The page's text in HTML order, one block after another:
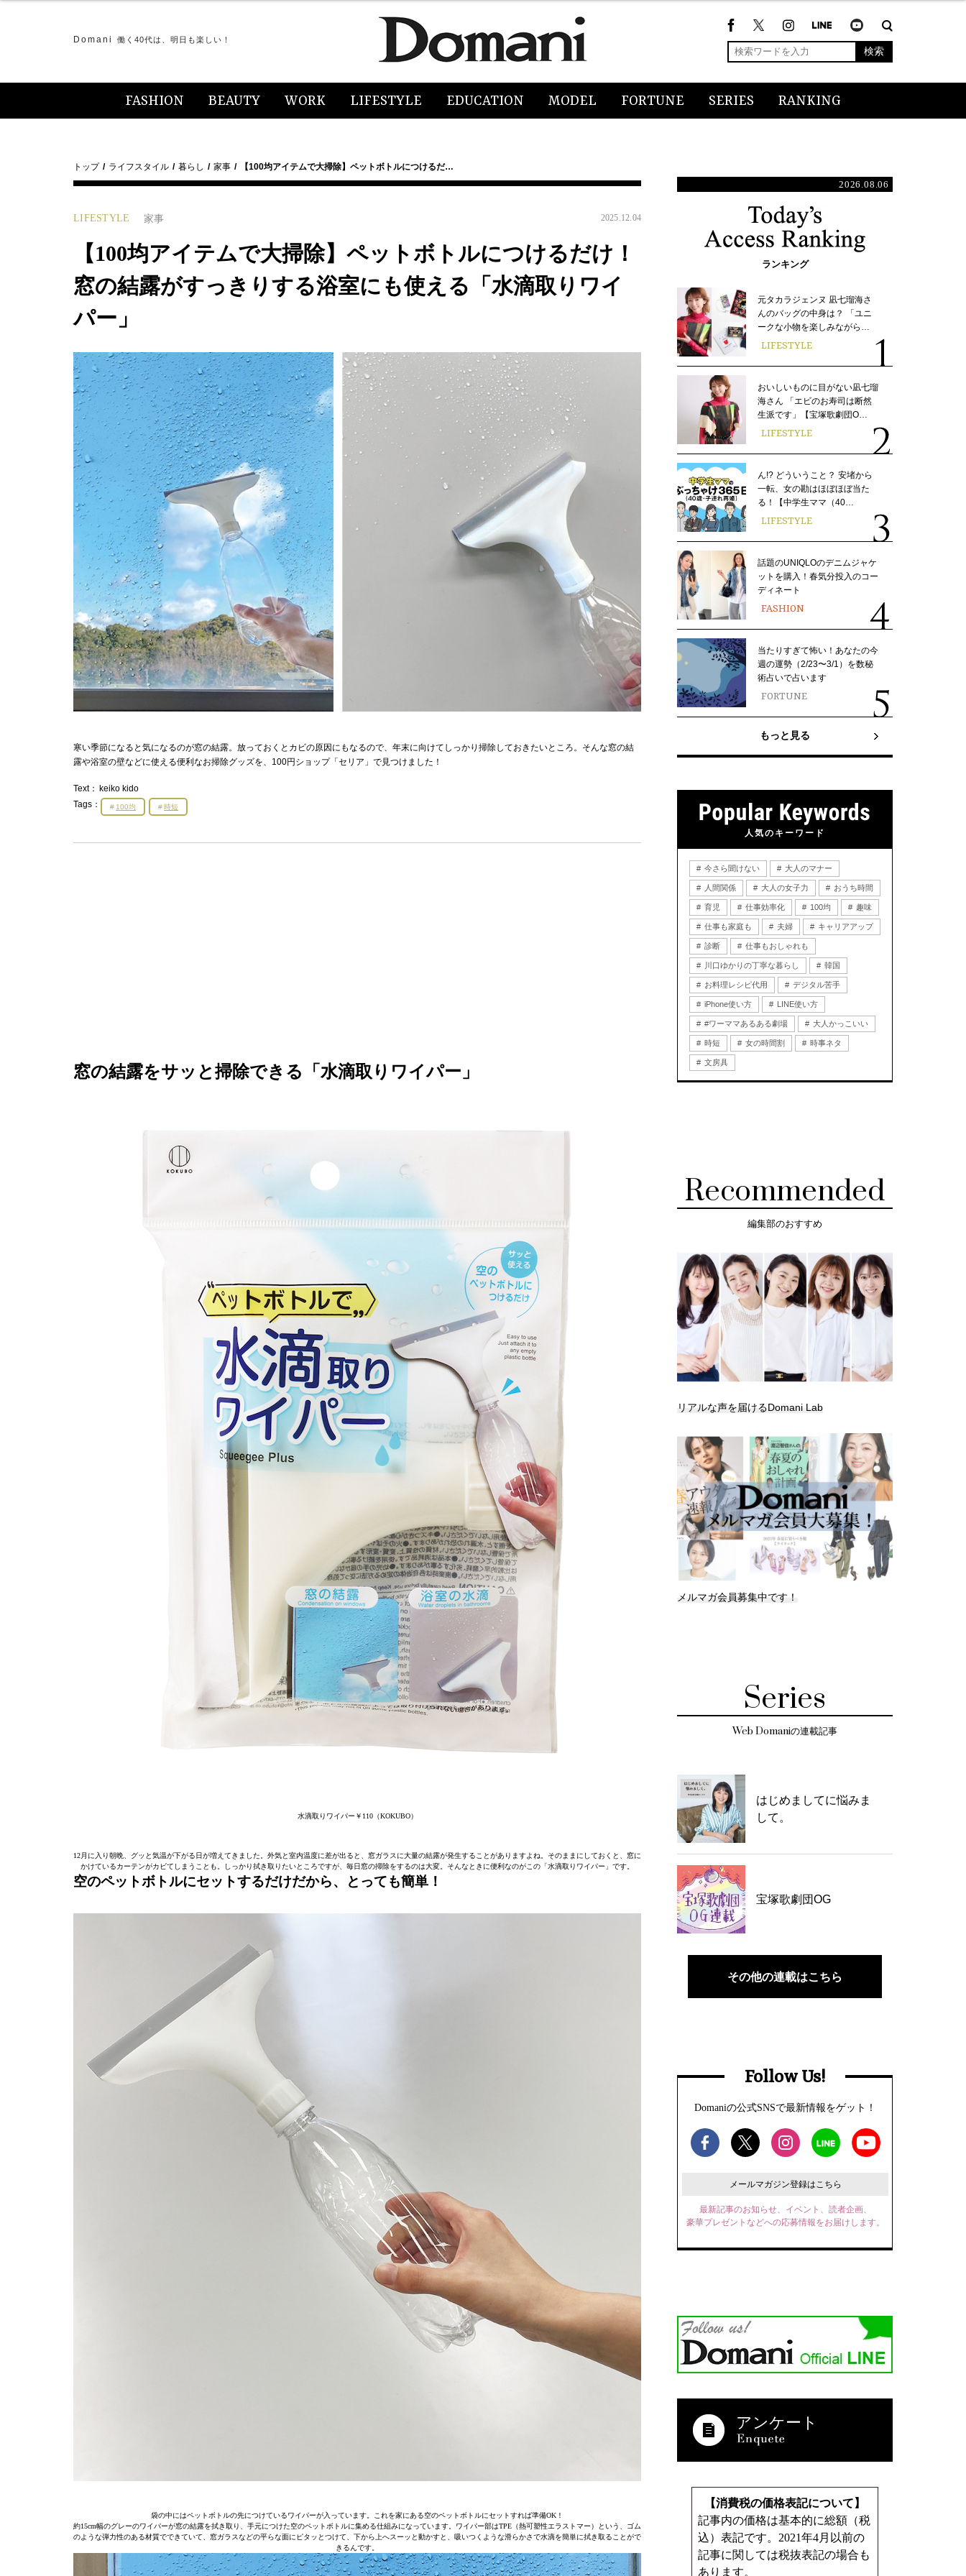
Domani 働く40代は、明日も楽しい！
検索
FASHION BEAUTY WORK LIFESTYLE EDUCATION MODEL FORTUNE SERIES RANKING
トップ ライフスタイル 暮らし 家事 【100均アイテムで大掃除】ペットボトルにつけるだ…
LIFESTYLE 家事 2025.12.04
【100均アイテムで大掃除】ペットボトルにつけるだけ！
窓の結露がすっきりする浴室にも使える「水滴取りワイ
パー」
寒い季節になると気になるのが窓の結露。放っておくとカビの原因にもなるので、年末に向けてしっかり掃除しておきたいところ。そんな窓の結
露や浴室の壁などに使える便利なお掃除グッズを、100円ショップ「セリア」で見つけました！
Text： keiko kido
Tags：
100均 時短
窓の結露をサッと掃除できる「水滴取りワイパー」
水滴取りワイパー￥110（KOKUBO）
12月に入り朝晩、グッと気温が下がる日が増えてきました。外気と室内温度に差が出ると、窓ガラスに大量の結露が発生することがありますよね。そのままにしておくと、窓に
かけているカーテンがカビてしまうことも。しっかり拭き取りたいところですが、毎日窓の掃除をするのは大変。そんなときに便利なのがこの「水滴取りワイパー」です。
空のペットボトルにセットするだけだから、とっても簡単！
袋の中にはペットボトルの先につけているワイパーが入っています。これを家にある空のペットボトルにセットすれば準備OK！
約15cm幅のグレーのワイパーが窓の結露を拭き取り、手元につけた空のペットボトルに集める仕組みになっています。ワイパー部はTPE（熱可塑性エラストマー）という、ゴム
のような弾力性のある材質でできていて、窓ガラスなどの平らな面にピタッとつけて、下から上へスーッと動かすと、吸いつくような滑らかさで水滴を簡単に拭き取ることがで
きるんです。
2026.08.06
ランキング
元タカラジェンヌ 凪七瑠海さ
んのバッグの中身は？ 「ユニ
ークな小物を楽しみながら…
LIFESTYLE
おいしいものに目がない凪七瑠
海さん 「エビのお寿司は断然
生派です」【宝塚歌劇団O…
LIFESTYLE
ん!? どういうこと？ 安堵から
一転、女の勘はほぼほぼ当た
る！【中学生ママ（40…
LIFESTYLE
話題のUNIQLOのデニムジャケ
ットを購入！春気分投入のコー
ディネート
FASHION
当たりすぎて怖い！あなたの今
週の運勢（2/23〜3/1）を数秘
術占いで占います
FORTUNE
もっと見る
人気のキーワード
今さら聞けない 大人のマナー
人間関係 大人の女子力 おうち時間
育児 仕事効率化 100均 趣味
仕事も家庭も 夫婦 キャリアアップ
診断 仕事もおしゃれも
川口ゆかりの丁寧な暮らし 韓国
お料理レシピ代用 デジタル苦手
iPhone使い方 LINE使い方
#ワーママあるある劇場 大人かっこいい
時短 女の時間割 時事ネタ
文房具
Recommended
編集部のおすすめ
リアルな声を届けるDomani Lab
メルマガ会員募集中です！
Series
Web Domaniの連載記事
はじめましてに悩みま
して。
宝塚歌劇団OG
その他の連載はこちら
Follow Us!
Domaniの公式SNSで最新情報をゲット！
メールマガジン登録はこちら
最新記事のお知らせ、イベント、読者企画、
豪華プレゼントなどへの応募情報をお届けします。
アンケート
【消費税の価格表記について】
記事内の価格は基本的に総額（税
込）表記です。2021年4月以前の
記事に関しては税抜表記の場合も
あります。